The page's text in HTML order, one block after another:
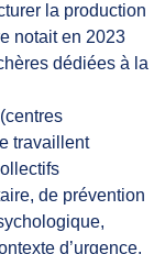
la production
notait en 2023
dédiées à la
travaillent
de prévention
d’urgence.